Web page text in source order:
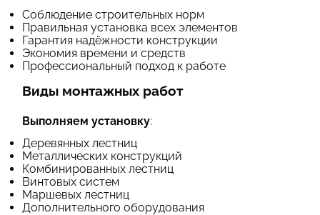
Соблюдение строительных норм
Правильная установка всех элементов
Гарантия надёжности конструкции
Экономия времени и средств
Профессиональный подход к работе
Виды монтажных работ
Выполняем установку:
Деревянных лестниц
Металлических конструкций
Комбинированных лестниц
Винтовых систем
Маршевых лестниц
Дополнительного оборудования